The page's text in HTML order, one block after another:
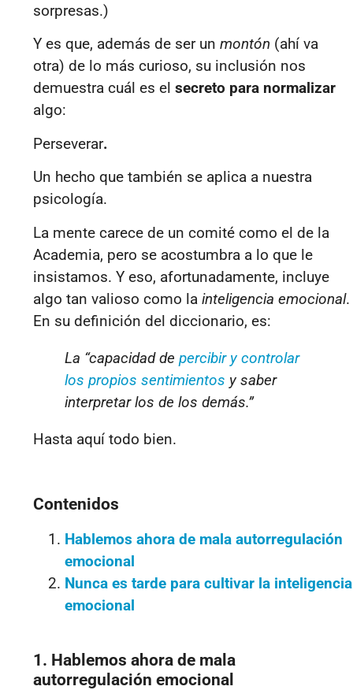
sorpresas.)
Y es que, además de ser un montón (ahí va
otra) de lo más curioso, su inclusión nos
demuestra cuál es el secreto para normalizar
algo:
Perseverar.
Un hecho que también se aplica a nuestra
psicología.
La mente carece de un comité como el de la
Academia, pero se acostumbra a lo que le
insistamos. Y eso, afortunadamente, incluye
algo tan valioso como la inteligencia emocional.
En su definición del diccionario, es:
La “capacidad de percibir y controlar
los propios sentimientos y saber
interpretar los de los demás.”
Hasta aquí todo bien.
Contenidos
Hablemos ahora de mala autorregulación
emocional
Nunca es tarde para cultivar la inteligencia
emocional
1. Hablemos ahora de mala
autorregulación emocional